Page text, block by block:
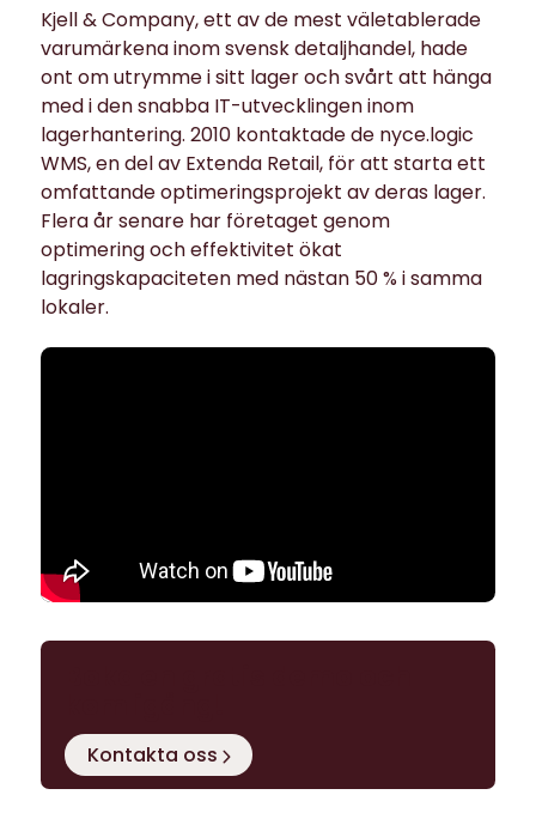
Kjell & Company, ett av de mest väletablerade
varumärkena inom svensk detaljhandel, hade
ont om utrymme i sitt lager och svårt att hänga
med i den snabba IT-utvecklingen inom
lagerhantering. 2010 kontaktade de nyce.logic
WMS, en del av Extenda Retail, för att starta ett
omfattande optimeringsprojekt av deras lager.
Flera år senare har företaget genom
optimering och effektivitet ökat
lagringskapaciteten med nästan 50 % i samma
lokaler.
Kontakta oss